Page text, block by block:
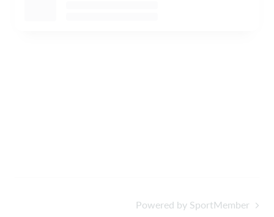
Powered by SportMember